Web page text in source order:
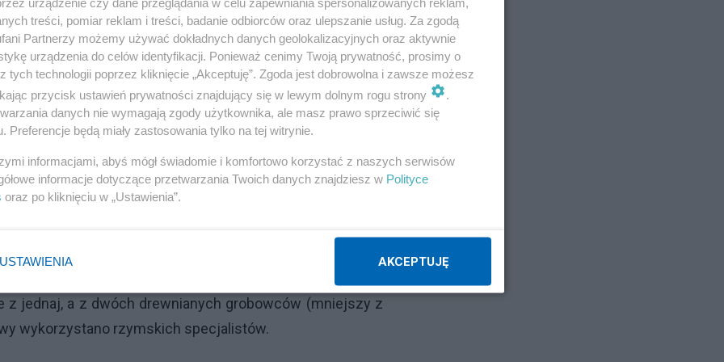
jednak, że owa tajemnicza konstrukcja to świetnie
16 stuleci. Jego archeologiczne datowanie na lata 370-
Uniwersytetu w Kilonii w Niemczech - zupełna
się utworzyć międzynarodowy zespół badawczy. W
było 20 naukowców z siedmiu krajów
zabrakło).
drewna, które potwierdziły, że odkryty w Popradzie
wieku, stało się jasne, że
dla historii Europy Środkowej zostało później
faraona Tutanchamona dla zrozumienia historii
niezwykłe odkrycia w Popradzie - wykazały one, że
z jednaj, a z dwóch drewnianych grobowców (mniejszy z
wykorzystano rzymskich specjalistów.
treści, pomiar reklam i treści, badanie odbiorców oraz ulepszanie usług. Za zgodą
Partnerzy możemy używać dokładnych danych geolokalizacyjnych oraz aktywnie
urządzenia do celów identyfikacji. Ponieważ cenimy Twoją prywatność, prosimy o
tych technologii poprzez kliknięcie „Akceptuję”. Zgoda jest dobrowolna i zawsze możesz
przycisk ustawień prywatności znajdujący się w lewym dolnym rogu strony
.
danych nie wymagają zgody użytkownika, ale masz prawo sprzeciwić się
Preferencje będą miały zastosowania tylko na tej witrynie.
informacjami, abyś mógł świadomie i komfortowo korzystać z naszych serwisów
informacje dotyczące przetwarzania Twoich danych znajdziesz w Polityce
oraz po kliknięciu w „Ustawienia”.
USTAWIENIA AKCEPTUJĘ